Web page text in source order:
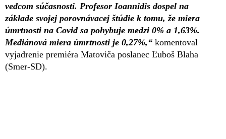
vedcom súčasnosti. Profesor Ioannidis dospel na
základe svojej porovnávacej štúdie k tomu, že miera
úmrtnosti na Covid sa pohybuje medzi 0% a 1,63%.
Mediánová miera úmrtnosti je 0,27%,“ komentoval
vyjadrenie premiéra Matoviča poslanec Ľuboš Blaha
(Smer-SD).